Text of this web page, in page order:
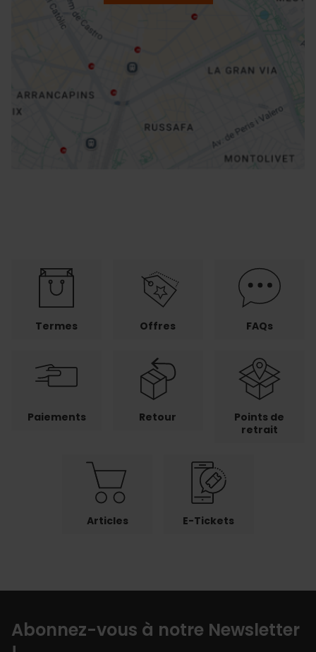
Directions
Termes Offres FAQs
Paiements Retour
Points de
retrait
Articles E-Tickets
Abonnez-vous à notre Newsletter